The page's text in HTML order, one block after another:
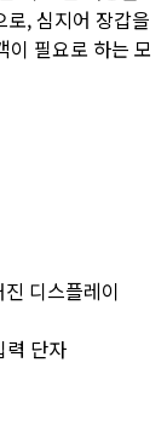
, 심지어 장갑을
필요로 하는 모
디스플레이
력 단자